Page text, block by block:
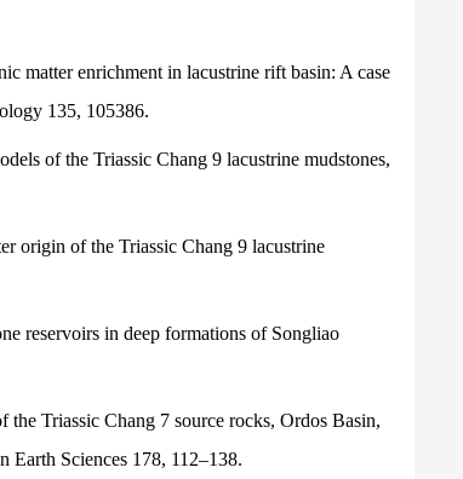
matter enrichment in lacustrine rift basin: A case
135, 105386.
of the Triassic Chang 9 lacustrine mudstones,
origin of the Triassic Chang 9 lacustrine
reservoirs in deep formations of Songliao
Triassic Chang 7 source rocks, Ordos Basin,
Earth Sciences 178, 112–138.